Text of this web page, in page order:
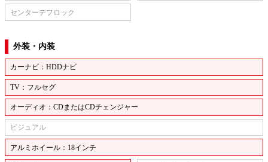
センターデフロック
外装・内装
カーナビ：HDDナビ
TV：フルセグ
オーディオ：CDまたはCDチェンジャー
ビジュアル
アルミホイール：18インチ